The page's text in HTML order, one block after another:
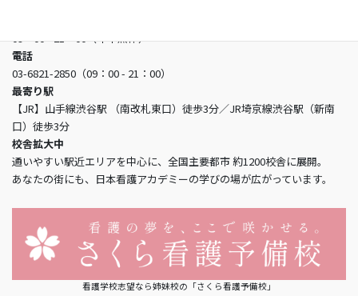
09：00 - 21：00（年中無休）
電話
03-6821-2850（09：00 - 21：00）
最寄り駅
【JR】山手線渋谷駅 （南改札東口）徒歩3分／JR埼京線渋谷駅（新南
口）徒歩3分
校舎拡大中
通いやすい駅近エリアを中心に、全国主要都市 約1200校舎に展開。
あなたの街にも、日本看護アカデミーの学びの場が広がっています。
看護学校志望なら姉妹校の「さくら看護予備校」